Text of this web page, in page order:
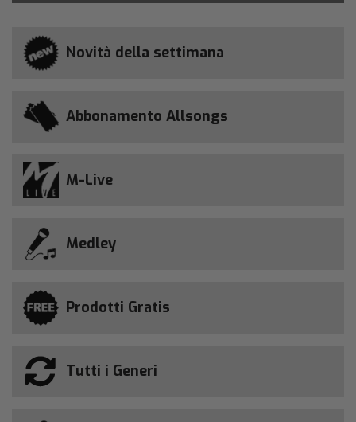
Novità della settimana
Abbonamento Allsongs
M-Live
Medley
Prodotti Gratis
Tutti i Generi